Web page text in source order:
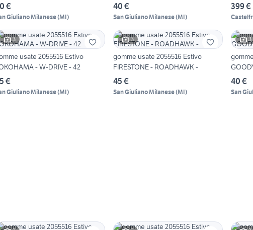
€
Giuliano Milanese(MI)
40 €
San Giuliano Milanese(MI)
399 €
3
usate 2055516 Estivo
- W-DRIVE - 42
€
Giuliano Milanese(MI)
3
gomme usate 2055516 Estivo
FIRESTONE - ROADHAWK -
45 €
San Giuliano Milanese(MI)
3
40 €
San